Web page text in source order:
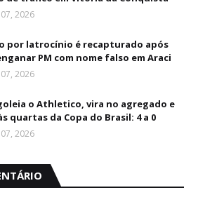
2026
por latrocínio é recapturado após
PM com nome falso em Araci
2026
o Athletico, vira no agregado e
quartas da Copa do Brasil: 4 a 0
2026